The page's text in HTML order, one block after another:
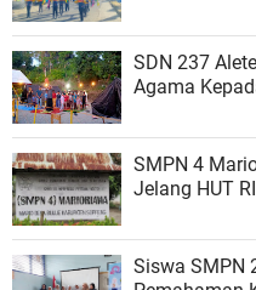
SDN 237
Agama
SMPN 4
Jelang HUT RI
Siswa SMPN